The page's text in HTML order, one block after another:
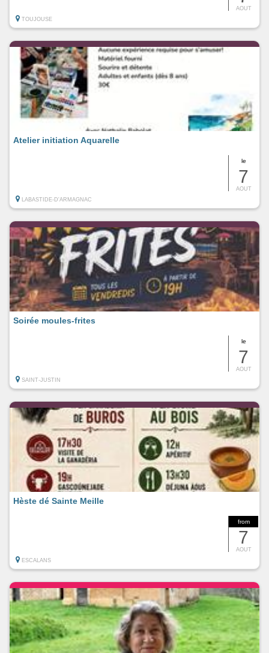
AOUT
TOUJOUSE
le
7
AOUT
Atelier initiation Aquarelle
LABASTIDE-D'ARMAGNAC
le
7
AOUT
Soirée moules-frites
SAINT-JUSTIN
from
7
AOUT
Hèste dé Sainte Meille
ESCALANS